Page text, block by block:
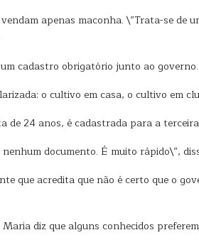
apenas maconha. \”Trata-se de
cadastro obrigatório junto ao governo.
o cultivo em casa, o cultivo em
de 24 anos, é cadastrada para a
documento. É muito rápido\”,
que acredita que não é certo que o
diz que alguns conhecidos